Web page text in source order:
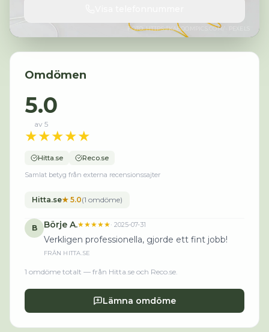
FOTO:HTTPS://KABOOMPICS.COM/
Omdömen
5.0
av 5
★★★★★
Hitta.se
Reco.se
Samlat betyg från externa recensionssajter
Hitta.se★ 5.0(1 omdöme)
B Börje A.★★★★★· 2025-07-31
Verkligen professionella, gjorde ett fint jobb!
FRÅN HITTA.SE
1 omdöme totalt — från Hitta.se och Reco.se.
Lämna omdöme